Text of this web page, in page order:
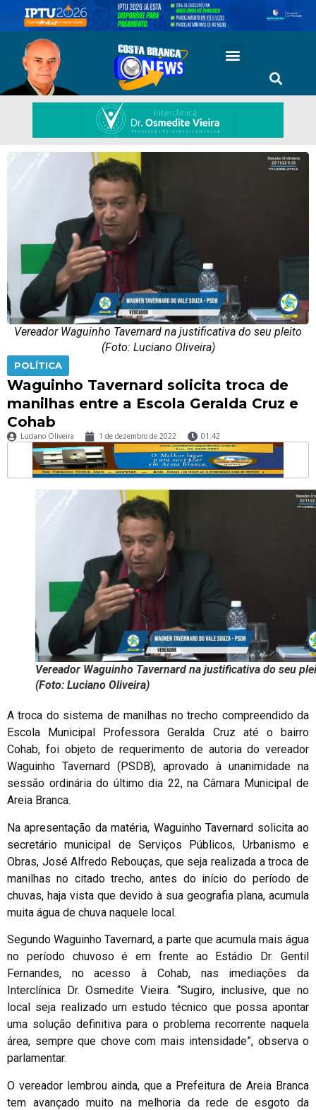
Vereador Waguinho Tavernard na justificativa do seu pleito
(Foto: Luciano Oliveira)
POLÍTICA
Waguinho Tavernard solicita troca de
manilhas entre a Escola Geralda Cruz e
Cohab
Luciano Oliveira 1 de dezembro de 2022 01:42
Vereador Waguinho Tavernard na justificativa do seu
(Foto: Luciano Oliveira)
A troca do sistema de manilhas no trecho compreendido da
Escola Municipal Professora Geralda Cruz até o bairro
Cohab, foi objeto de requerimento de autoria do vereador
Waguinho Tavernard (PSDB), aprovado à unanimidade na
sessão ordinária do último dia 22, na Câmara Municipal de
Areia Branca.
Na apresentação da matéria, Waguinho Tavernard solicita ao
secretário municipal de Serviços Públicos, Urbanismo e
Obras, José Alfredo Rebouças, que seja realizada a troca de
manilhas no citado trecho, antes do início do período de
chuvas, haja vista que devido à sua geografia plana, acumula
muita água de chuva naquele local.
Segundo Waguinho Tavernard, a parte que acumula mais água
no período chuvoso é em frente ao Estádio Dr. Gentil
Fernandes, no acesso à Cohab, nas imediações da
Interclínica Dr. Osmedite Vieira. “Sugiro, inclusive, que no
local seja realizado um estudo técnico que possa apontar
uma solução definitiva para o problema recorrente naquela
área, sempre que chove com mais intensidade”, observa o
parlamentar.
O vereador lembrou ainda, que a Prefeitura de Areia Branca
tem avançado muito na melhoria da rede de esgoto da